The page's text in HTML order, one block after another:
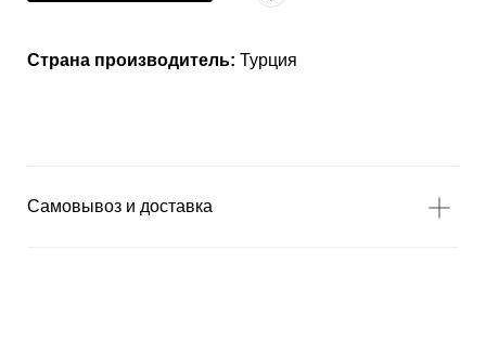
Страна производитель: Турция
Самовывоз и доставка